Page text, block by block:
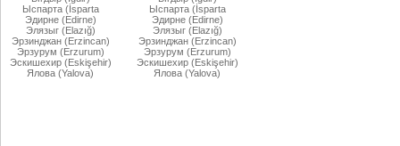
Ыспарта (İsparta
Эдирне (Edirne)
Элязыг (Elazığ)
Эрзинджан (Erzincan)
Эрзурум (Erzurum)
Эскишехир (Eskişehir)
Ялова (Yalova)
Ыспарта (İsparta
Эдирне (Edirne)
Элязыг (Elazığ)
Эрзинджан (Erzincan)
Эрзурум (Erzurum)
Эскишехир (Eskişehir)
Ялова (Yalova)